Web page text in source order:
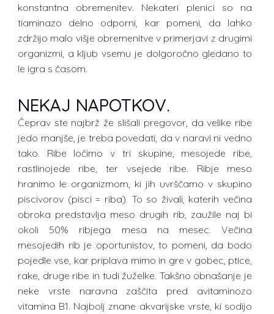
konstantna obremenitev. Nekateri plenici so na
tiaminazo delno odporni, kar pomeni, da lahko
zdržijo malo višje obremenitve v primerjavi z drugimi
organizmi, a kljub vsemu je dolgoročno gledano to
le igra s časom.
NEKAJ NAPOTKOV.
Čeprav ste najbrž že slišali pregovor, da velike ribe
jedo manjše, je treba povedati, da v naravi ni vedno
tako. Ribe ločimo v tri skupine, mesojede ribe,
rastlinojede ribe, ter vsejede ribe. Ribje meso
hranimo le organizmom, ki jih uvrščamo v skupino
piscivorov (pisci = riba). To so živali, katerih večina
obroka predstavlja meso drugih rib, zaužile naj bi
okoli 50% ribjega mesa na mesec. Večina
mesojedih rib je oportunistov, to pomeni, da bodo
pojedle vse, kar priplava mimo in gre v gobec, ptice,
rake, druge ribe in tudi žuželke. Takšno obnašanje je
neke vrste naravna zaščita pred avitaminozo
vitamina B1. Najbolj znane akvarijske vrste, ki sodijo